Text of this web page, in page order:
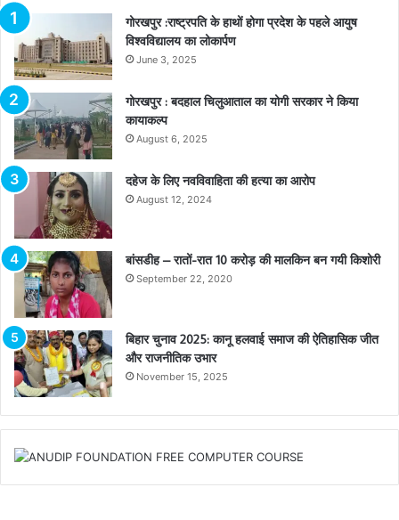
गोरखपुर :राष्ट्रपति के हाथों होगा प्रदेश के पहले आयुष
विश्वविद्यालय का लोकार्पण
June 3, 2025
गोरखपुर : बदहाल चिलुआताल का योगी सरकार ने किया
कायाकल्प
August 6, 2025
दहेज के लिए नवविवाहिता की हत्या का आरोप
August 12, 2024
बांसडीह – रातों-रात 10 करोड़ की मालकिन बन गयी किशोरी
September 22, 2020
बिहार चुनाव 2025: कानू हलवाई समाज की ऐतिहासिक जीत
और राजनीतिक उभार
November 15, 2025